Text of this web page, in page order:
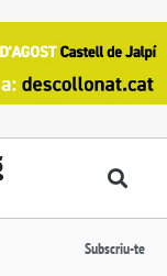
Subscriu-te